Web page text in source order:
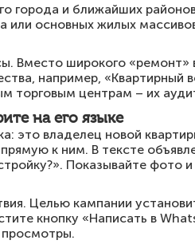
города и ближайших
или основных жилых
Вместо широкого
например, «Квартирный
торговым центрам – их
на его языке
это владелец новой
к ним. В тексте
Показывайте фото
Целью кампании
кнопку «Написать в
просмотры.